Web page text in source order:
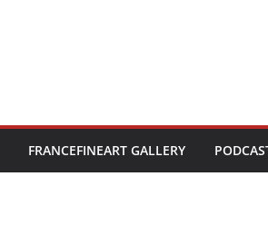
FRANCEFINEART GALLERY